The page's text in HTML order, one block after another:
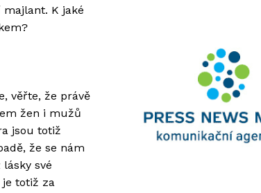
K jaké
věřte, že právě
žen i mužů
jsou totiž
že se nám
své
totiž za